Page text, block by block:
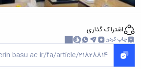
اشتراک گذاری
چاپ کردن